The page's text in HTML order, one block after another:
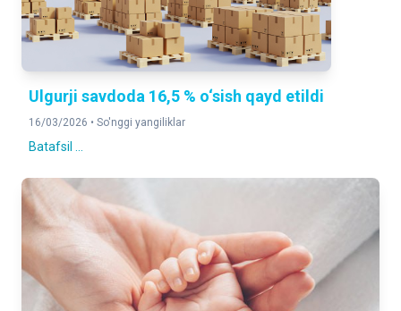
Ulgurji savdoda 16,5 % o‘sish qayd etildi
16/03/2026 • So'nggi yangiliklar
Batafsil ...